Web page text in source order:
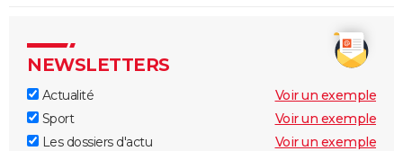
NEWSLETTERS
Actualité
Voir un exemple
Sport
Voir un exemple
Les dossiers d'actu
Voir un exemple